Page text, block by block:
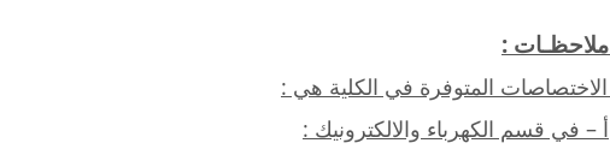
ملاحظـات :
الاختصاصات المتوفرة في الكلية هي :
أ – في قسم الكهرباء والالكترونيك :